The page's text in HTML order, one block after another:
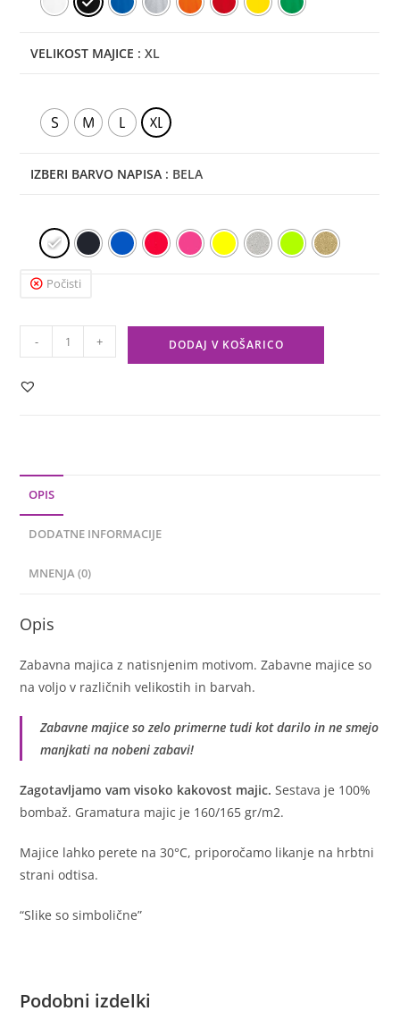
VELIKOST MAJICE : XL
S M L XL
IZBERI BARVO NAPISA : BELA
Počisti
- + DODAJ V KOŠARICO
OPIS
DODATNE INFORMACIJE
MNENJA (0)
Opis
Zabavna majica z natisnjenim motivom. Zabavne majice so
na voljo v različnih velikostih in barvah.
Zabavne majice so zelo primerne tudi kot darilo in ne smejo
manjkati na nobeni zabavi!
Zagotavljamo vam visoko kakovost majic. Sestava je 100%
bombaž. Gramatura majic je 160/165 gr/m2.
Majice lahko perete na 30°C, priporočamo likanje na hrbtni
strani odtisa.
“Slike so simbolične”
Podobni izdelki